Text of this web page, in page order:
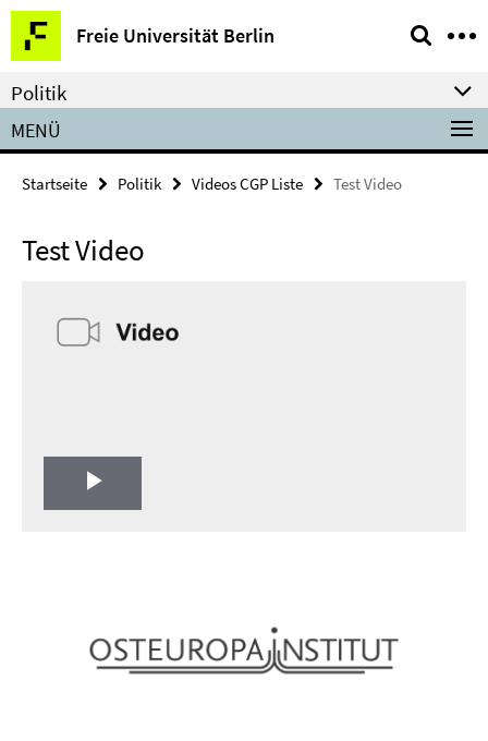
Springe
direkt
zu
Inhalt
Freie Universität Berlin
Service-
Navigation
Politik
MENÜ
Startseite Politik Videos CGP Liste Test Video
Test Video
Play